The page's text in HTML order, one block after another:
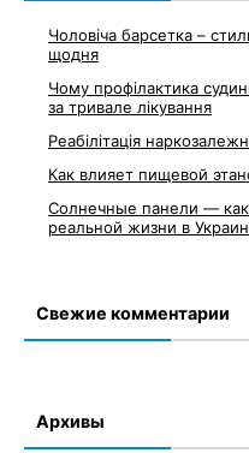
Чоловіча барсетка –
щодня
Чому профілактика
за тривале лікування
Реабілітація
Как влияет пищевой
Солнечные панели —
реальной жизни в
Свежие комментарии
Архивы